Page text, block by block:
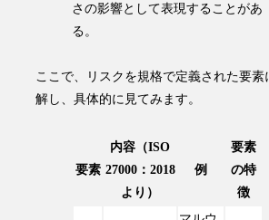
さの影響として表現することがあ
る。
ここで、リスクを規格で定義された要素
解し、具体的に見てみます。
要素
内容（ISO
27000：2018
より）
例
要素
の特
徴